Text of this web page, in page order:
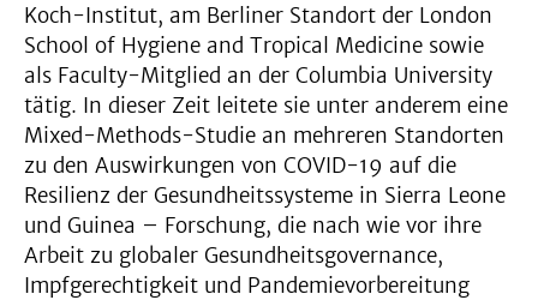
Koch-Institut, am Berliner Standort der London
School of Hygiene and Tropical Medicine sowie
als Faculty-Mitglied an der Columbia University
tätig. In dieser Zeit leitete sie unter anderem eine
Mixed-Methods-Studie an mehreren Standorten
zu den Auswirkungen von COVID-19 auf die
Resilienz der Gesundheitssysteme in Sierra Leone
und Guinea – Forschung, die nach wie vor ihre
Arbeit zu globaler Gesundheitsgovernance,
Impfgerechtigkeit und Pandemievorbereitung